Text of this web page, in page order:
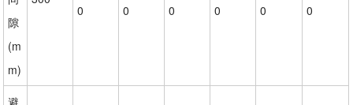
隙
(m
m)
0
0
0
0
0
0
避